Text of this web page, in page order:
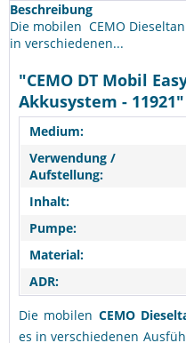
Beschreibung
Die mobilen CEMO
in verschiedenen...
"CEMO DT Mobil
Akkusystem - 11921"
Medium:
Verwendung /
Aufstellung:
Inhalt:
Pumpe:
Material:
ADR:
Die mobilen CEMO
es in verschiedenen